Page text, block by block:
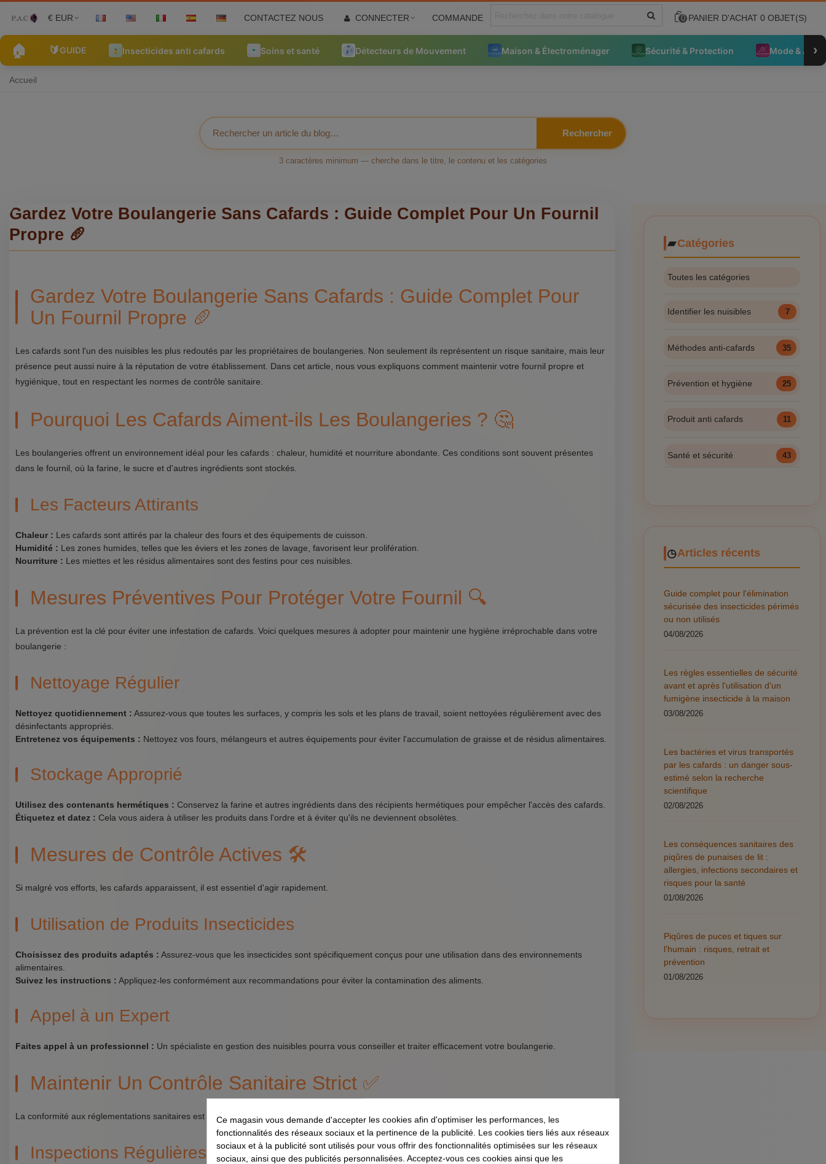
€ EUR CONTACTEZ NOUS CONNECTER COMMANDE 0 PANIER D'ACHAT 0 OBJET(S)
🏠 🔰GUIDE Insecticides anti cafards Soins et santé Détecteurs de Mouvement Maison & Électroménager Sécurité & Protection Mode & ›
Accueil
Rechercher
3 caractères minimum — cherche dans le titre, le contenu et les catégories
Gardez Votre Boulangerie Sans Cafards : Guide Complet Pour Un Fournil
Propre 🥖
Gardez Votre Boulangerie Sans Cafards : Guide Complet Pour
Un Fournil Propre 🥖
Les cafards sont l'un des nuisibles les plus redoutés par les propriétaires de boulangeries. Non seulement ils représentent un risque sanitaire, mais leur
présence peut aussi nuire à la réputation de votre établissement. Dans cet article, nous vous expliquons comment maintenir votre fournil propre et
hygiénique, tout en respectant les normes de contrôle sanitaire.
Pourquoi Les Cafards Aiment-ils Les Boulangeries ? 🤔
Les boulangeries offrent un environnement idéal pour les cafards : chaleur, humidité et nourriture abondante. Ces conditions sont souvent présentes
dans le fournil, où la farine, le sucre et d'autres ingrédients sont stockés.
Les Facteurs Attirants
Chaleur : Les cafards sont attirés par la chaleur des fours et des équipements de cuisson.
Humidité : Les zones humides, telles que les éviers et les zones de lavage, favorisent leur prolifération.
Nourriture : Les miettes et les résidus alimentaires sont des festins pour ces nuisibles.
Mesures Préventives Pour Protéger Votre Fournil 🔍
La prévention est la clé pour éviter une infestation de cafards. Voici quelques mesures à adopter pour maintenir une hygiène irréprochable dans votre
boulangerie :
Nettoyage Régulier
Nettoyez quotidiennement : Assurez-vous que toutes les surfaces, y compris les sols et les plans de travail, soient nettoyées régulièrement avec des
désinfectants appropriés.
Entretenez vos équipements : Nettoyez vos fours, mélangeurs et autres équipements pour éviter l'accumulation de graisse et de résidus alimentaires.
Stockage Approprié
Utilisez des contenants hermétiques : Conservez la farine et autres ingrédients dans des récipients hermétiques pour empêcher l'accès des cafards.
Étiquetez et datez : Cela vous aidera à utiliser les produits dans l'ordre et à éviter qu'ils ne deviennent obsolètes.
Mesures de Contrôle Actives 🛠️
Si malgré vos efforts, les cafards apparaissent, il est essentiel d'agir rapidement.
Utilisation de Produits Insecticides
Choisissez des produits adaptés : Assurez-vous que les insecticides sont spécifiquement conçus pour une utilisation dans des environnements
alimentaires.
Suivez les instructions : Appliquez-les conformément aux recommandations pour éviter la contamination des aliments.
Appel à un Expert
Faites appel à un professionnel : Un spécialiste en gestion des nuisibles pourra vous conseiller et traiter efficacement votre boulangerie.
Maintenir Un Contrôle Sanitaire Strict ✅
La conformité aux réglementations sanitaires est cruciale pour toute boulangerie. Voici comment assurer un contrôle efficace :
Inspections Régulières
Catégories
Toutes les catégories
Identifier les nuisibles 7
Méthodes anti-cafards 35
Prévention et hygiène 25
Produit anti cafards 11
Santé et sécurité 43
Articles récents
Guide complet pour l'élimination
sécurisée des insecticides périmés
ou non utilisés
04/08/2026
Les règles essentielles de sécurité
avant et après l'utilisation d'un
fumigène insecticide à la maison
03/08/2026
Les bactéries et virus transportés
par les cafards : un danger sous-
estimé selon la recherche
scientifique
02/08/2026
Les conséquences sanitaires des
piqûres de punaises de lit :
allergies, infections secondaires et
risques pour la santé
01/08/2026
Piqûres de puces et tiques sur
l'humain : risques, retrait et
prévention
01/08/2026
Ce magasin vous demande d'accepter les cookies afin d'optimiser les performances, les
fonctionnalités des réseaux sociaux et la pertinence de la publicité. Les cookies tiers liés aux réseaux
sociaux et à la publicité sont utilisés pour vous offrir des fonctionnalités optimisées sur les réseaux
sociaux, ainsi que des publicités personnalisées. Acceptez-vous ces cookies ainsi que les